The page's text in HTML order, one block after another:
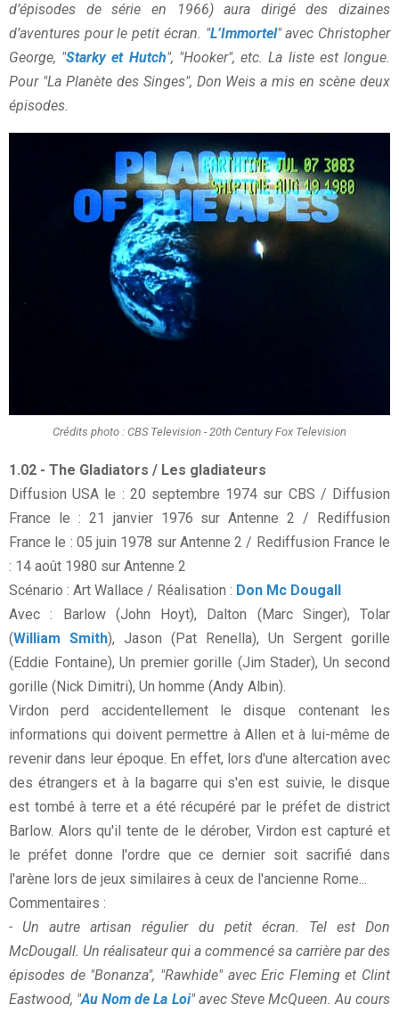
d’épisodes de série en 1966) aura dirigé des dizaines
d’aventures pour le petit écran. "L’Immortel" avec Christopher
George, "Starky et Hutch", "Hooker", etc. La liste est longue.
Pour "La Planète des Singes", Don Weis a mis en scène deux
épisodes.
Crédits photo : CBS Television - 20th Century Fox Television
1.02 - The Gladiators / Les gladiateurs
Diffusion USA le : 20 septembre 1974 sur CBS / Diffusion
France le : 21 janvier 1976 sur Antenne 2 / Rediffusion
France le : 05 juin 1978 sur Antenne 2 / Rediffusion France le
: 14 août 1980 sur Antenne 2
Scénario : Art Wallace / Réalisation : Don Mc Dougall
Avec : Barlow (John Hoyt), Dalton (Marc Singer), Tolar
(William Smith), Jason (Pat Renella), Un Sergent gorille
(Eddie Fontaine), Un premier gorille (Jim Stader), Un second
gorille (Nick Dimitri), Un homme (Andy Albin).
Virdon perd accidentellement le disque contenant les
informations qui doivent permettre à Allen et à lui-même de
revenir dans leur époque. En effet, lors d'une altercation avec
des étrangers et à la bagarre qui s'en est suivie, le disque
est tombé à terre et a été récupéré par le préfet de district
Barlow. Alors qu'il tente de le dérober, Virdon est capturé et
le préfet donne l'ordre que ce dernier soit sacrifié dans
l'arène lors de jeux similaires à ceux de l'ancienne Rome...
Commentaires :
- Un autre artisan régulier du petit écran. Tel est Don
McDougall. Un réalisateur qui a commencé sa carrière par des
épisodes de "Bonanza", "Rawhide" avec Eric Fleming et Clint
Eastwood, "Au Nom de La Loi" avec Steve McQueen. Au cours